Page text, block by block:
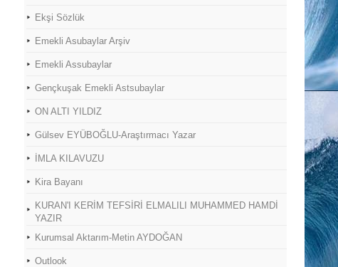
Ekşi Sözlük
Emekli Asubaylar Arşiv
Emekli Assubaylar
Gençkuşak Emekli Astsubaylar
ON ALTI YILDIZ
Gülsev EYÜBOĞLU-Araştırmacı Yazar
İMLA KILAVUZU
Kira Bayanı
KURAN'I KERİM TEFSİRİ ELMALILI MUHAMMED HAMDİ
YAZIR
Kurumsal Aktarım-Metin AYDOĞAN
Outlook